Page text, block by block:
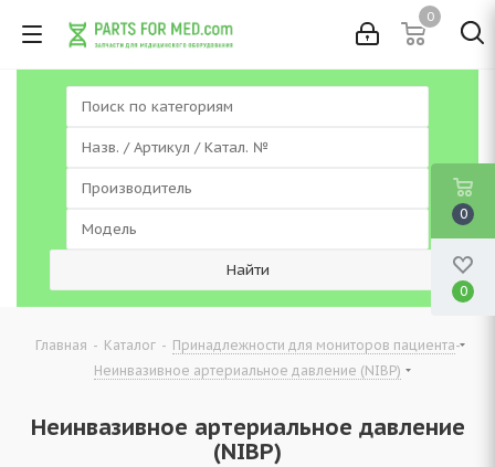
0
Главная - Каталог - Принадлежности для мониторов пациента-
Неинвазивное артериальное давление (NIBP)
Неинвазивное артериальное давление
(NIBP)
0
0